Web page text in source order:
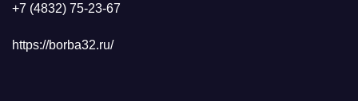
+7 (4832) 75-23-67
https://borba32.ru/